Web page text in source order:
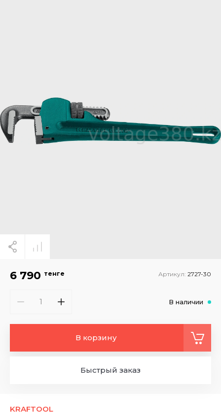
KRAFTOOL
6 790 тенге Артикул: 2727-30
В наличии
В корзину
Быстрый заказ